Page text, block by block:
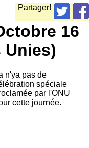
Partager!
16
Unies)
n'ya pas de
spéciale
par l'ONU
cette journée.